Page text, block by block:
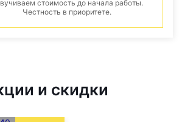
стоимость до начала работы.
Честность в приоритете.
и скидки